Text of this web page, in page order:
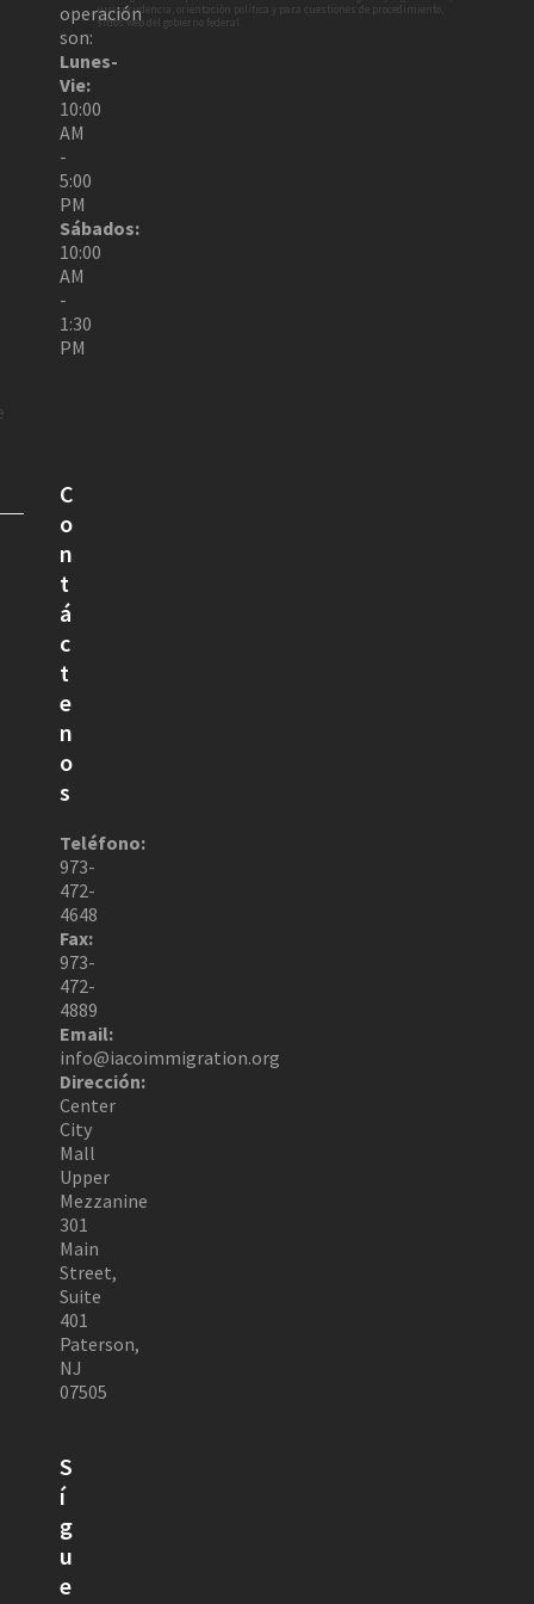
jurisprudencia, orientación política y para cuestiones de procedimiento,
sitios web del gobierno federal.
operación
son:
Lunes-
Vie:
10:00
AM
-
5:00
PM
Sábados:
10:00
AM
-
1:30
PM
C
o
n
t
á
c
t
e
n
o
s
Teléfono:
973-
472-
4648
Fax:
973-
472-
4889
Email:
info@iacoimmigration.org
Dirección:
Center
City
Mall
Upper
Mezzanine
301
Main
Street,
Suite
401
Paterson,
NJ
07505
S
í
g
u
e